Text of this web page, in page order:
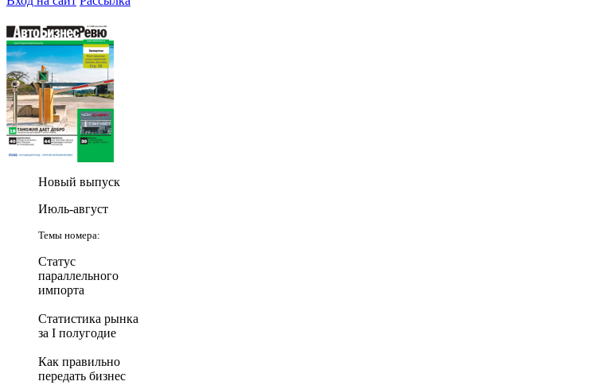
Новый выпуск
Июль-август
Темы номера:
Статус
параллельного
импорта
Статистика рынка
за I полугодие
Как правильно
передать бизнес